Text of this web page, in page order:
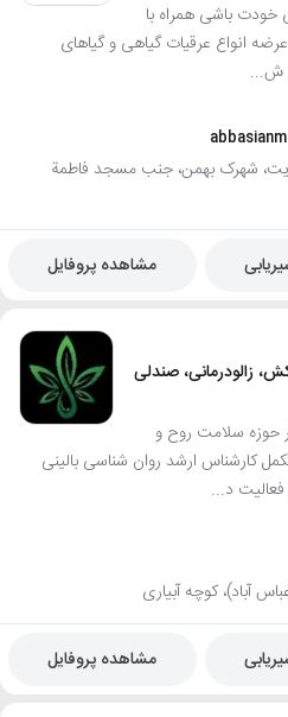
خودت باشی همراه با
انواع عرقیات گیاهی و گیاهای
ش...
ولایت، شهرک بهمن، جنب مسجد فاطمة
مشاهده پروفایل
صندلی
حوزه سلامت روح و
کارشناس ارشد روان شناسی بالینی
آباد)، کوچه آبیاری
مشاهده پروفایل